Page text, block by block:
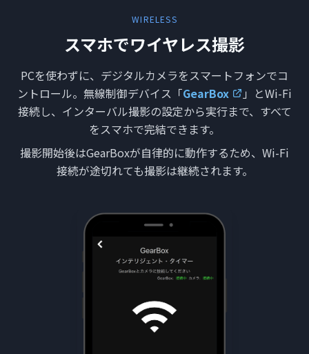
WIRELESS
スマホでワイヤレス撮影
PCを使わずに、デジタルカメラをスマートフォンでコ
ントロール。無線制御デバイス「GearBox
」とWi-Fi
接続し、インターバル撮影の設定から実行まで、すべて
をスマホで完結できます。
撮影開始後はGearBoxが自律的に動作するため、Wi-Fi
接続が途切れても撮影は継続されます。